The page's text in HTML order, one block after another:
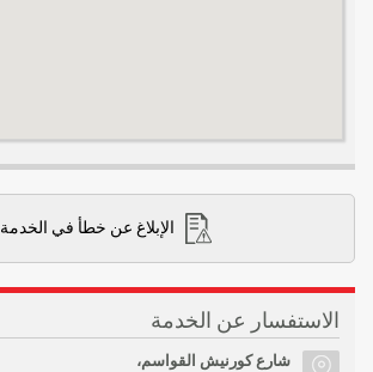
الإبلاغ عن خطأ في الخدمة
الاستفسار عن الخدمة
شارع كورنيش القواسم،